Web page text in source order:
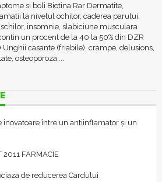
si boli Biotina Rar Dermatite,
la nivelul ochilor, caderea parului,
insomnie, slabiciune musculara
un procent de la 40 la 50% din DZR
casante (friabile), crampe, delusions,
osteoporoza,...
inovatoare între un antiinflamator și un
FARMACIE
de reducerea Cardului